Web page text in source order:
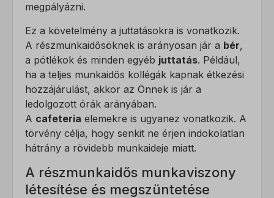
megpályázni.
Ez a követelmény a juttatásokra is vonatkozik.
A részmunkaidősöknek is arányosan jár a bér,
a pótlékok és minden egyéb juttatás. Például,
ha a teljes munkaidős kollégák kapnak étkezési
hozzájárulást, akkor az Önnek is jár a
ledolgozott órák arányában.
A cafeteria elemekre is ugyanez vonatkozik. A
törvény célja, hogy senkit ne érjen indokolatlan
hátrány a rövidebb munkaideje miatt.
A részmunkaidős munkaviszony
létesítése és megszüntetése